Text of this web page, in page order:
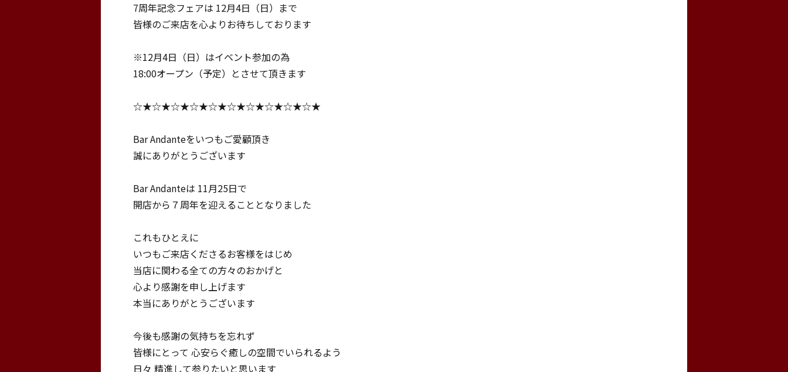
7周年記念フェアは 12月4日（日）まで
皆様のご来店を心よりお待ちしております
※12月4日（日）はイベント参加の為
18:00オープン（予定）とさせて頂きます
☆★☆★☆★☆★☆★☆★☆★☆★☆★☆★
Bar Andanteをいつもご愛顧頂き
誠にありがとうございます
Bar Andanteは 11月25日で
開店から７周年を迎えることとなりました
これもひとえに
いつもご来店くださるお客様をはじめ
当店に関わる全ての方々のおかげと
心より感謝を申し上げます
本当にありがとうございます
今後も感謝の気持ちを忘れず
皆様にとって 心安らぐ癒しの空間でいられるよう
日々 精進して参りたいと思います